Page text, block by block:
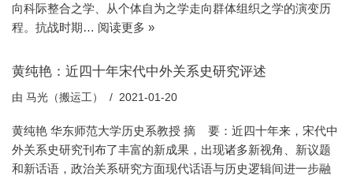
向科际整合之学、从个体自为之学走向群体组织之学的演变历
程。抗战时期… 阅读更多 »
黄纯艳：近四十年宋代中外关系史研究评述
由 马光（搬运工） 2021-01-20
黄纯艳 华东师范大学历史系教授 摘 要：近四十年来，宋代中
外关系史研究刊布了丰富的新成果，出现诸多新视角、新议题
和新话语，政治关系研究方面现代话语与历史逻辑间进一步融